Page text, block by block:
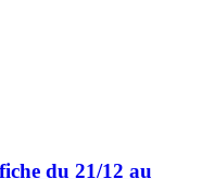
du 21/12 au